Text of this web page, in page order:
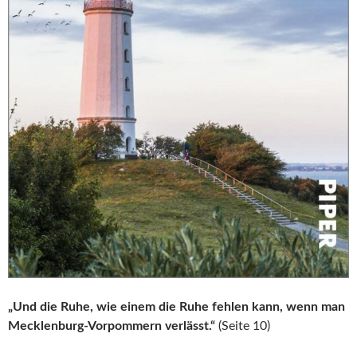
„Und die Ruhe, wie einem die Ruhe fehlen kann, wenn man
Mecklenburg-Vorpommern verlässt.“ (Seite 10)